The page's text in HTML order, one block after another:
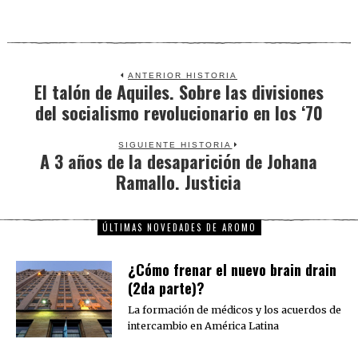
ANTERIOR HISTORIA
Previous
post:
El talón de Aquiles. Sobre las divisiones
del socialismo revolucionario en los ‘70
SIGUIENTE HISTORIA
Next
post:
A 3 años de la desaparición de Johana
Ramallo. Justicia
ÚLTIMAS NOVEDADES DE AROMO
¿Cómo frenar el nuevo brain drain
(2da parte)?
La formación de médicos y los acuerdos de
intercambio en América Latina